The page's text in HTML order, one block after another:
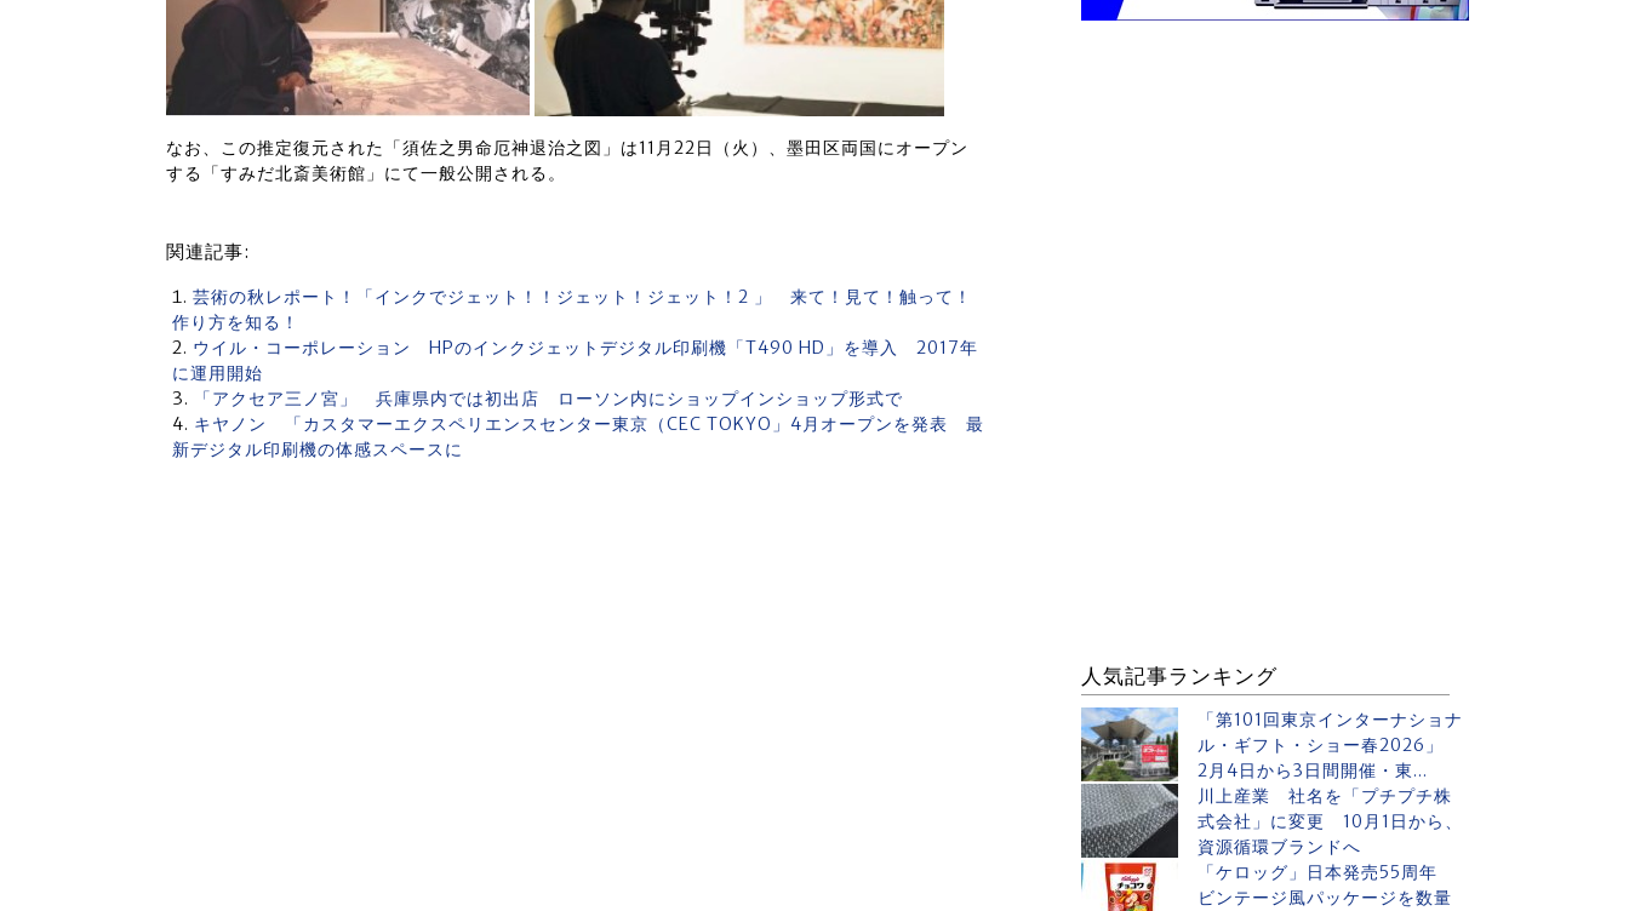
なお、この推定復元された「須佐之男命厄神退治之図」は11月22日（火）、墨田区両国にオープン
する「すみだ北斎美術館」にて一般公開される。
関連記事:
芸術の秋レポート！「インクでジェット！！ジェット！ジェット！2 」 来て！見て！触って！
作り方を知る！
ウイル・コーポレーション HPのインクジェットデジタル印刷機「T490 HD」を導入 2017年
に運用開始
「アクセア三ノ宮」 兵庫県内では初出店 ローソン内にショップインショップ形式で
キヤノン 「カスタマーエクスペリエンスセンター東京（CEC TOKYO」4月オープンを発表 最
新デジタル印刷機の体感スペースに
人気記事ランキング
「第101回東京インターナショナ
ル・ギフト・ショー春2026」
2月4日から3日間開催・東...
川上産業 社名を「プチプチ株
式会社」に変更 10月1日から、
資源循環ブランドへ
「ケロッグ」日本発売55周年
ビンテージ風パッケージを数量